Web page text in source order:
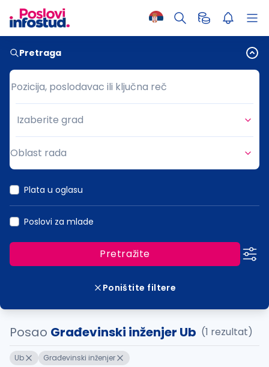
Pretraga
Pozicija, poslodavac ili ključna reč
Pozicija, poslodavac ili ključna reč
Grad
Izaberite grad
Oblast rada
Plata u oglasu
Poslovi za mlade
Pretražite
Poništite filtere
Posao Građevinski inženjer Ub (1 rezultat)
Ub Građevinski inženjer